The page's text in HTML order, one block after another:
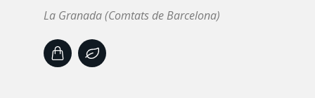
La Granada (Comtats de Barcelona)